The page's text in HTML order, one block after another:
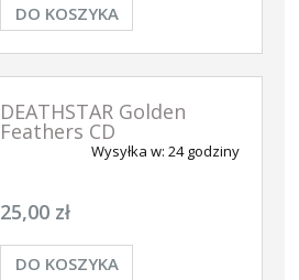
DO KOSZYKA
DEATHSTAR Golden
Feathers CD
Wysyłka w: 24 godziny
25,00 zł
DO KOSZYKA